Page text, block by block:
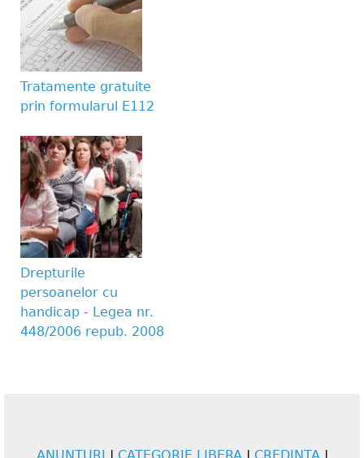
Tratamente gratuite
prin formularul E112
Drepturile
persoanelor cu
handicap - Legea nr.
448/2006 repub. 2008